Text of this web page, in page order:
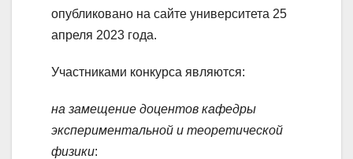
опубликовано на сайте университета 25
апреля 2023 года.
Участниками конкурса являются:
на замещение доцентов кафедры
экспериментальной и теоретической
физики: